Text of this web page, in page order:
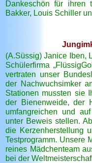
Dankeschön für ihren
Bakker, Louis Schiller
(A.Süssig) Janice Iben,
Schülerfirma
vertraten unser
der Nachwuchsimker
Stationen mussten sie
der Bienenweide, der
umfangreichen und
unter Beweis stellen.
die Kerzenherstellung
Testprogramm. Unsere
reines Mädchenteam
bei der